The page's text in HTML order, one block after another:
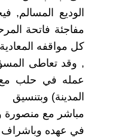
الوديع
مفاجئة فاتحة
كل مواقفه
, وقد تعاطى
عمله في حلب مع
المدينة) وبتنسيق
مباشر مع منصورة
في عهده وباشراف